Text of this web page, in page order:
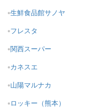
生鮮食品館サノヤ
フレスタ
関西スーパー
カネスエ
山陽マルナカ
ロッキー（熊本）